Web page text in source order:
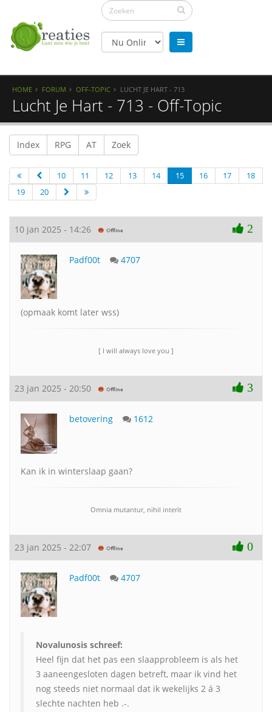
HOME FORUM OFF-TOPIC LUCHT JE HART - 713
Lucht Je Hart - 713 - Off-Topic
Index RPG AT Zoek
10 11 12 13 14 15 16 17
18
19
20
10 jan 2025 - 14:26 2
Padf00t 4707
(opmaak komt later wss)
[ I will always love you ]
23 jan 2025 - 20:50 3
betovering 1612
Kan ik in winterslaap gaan?
Omnia mutantur, nihil interit
23 jan 2025 - 22:07 0
Padf00t 4707
Novalunosis schreef:
Heel fijn dat het pas een slaapprobleem is als het
3 aaneengesloten dagen betreft, maar ik vind het
nog steeds niet normaal dat ik wekelijks 2 á 3
slechte nachten heb .-.